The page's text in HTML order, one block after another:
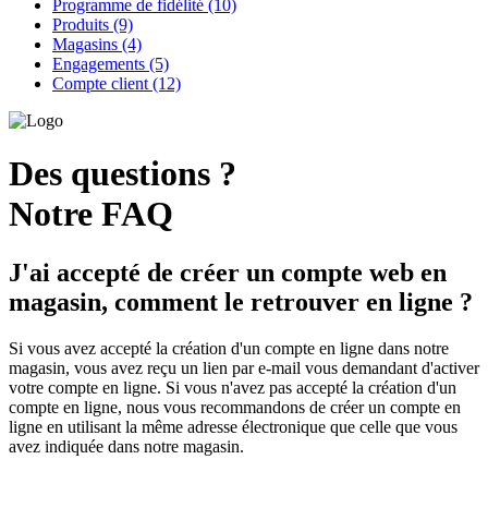
Programme de fidélité (10)
Produits (9)
Magasins (4)
Engagements (5)
Compte client (12)
Des questions ?
Notre FAQ
J'ai accepté de créer un compte web en
magasin, comment le retrouver en ligne ?
Si vous avez accepté la création d'un compte en ligne dans notre
magasin, vous avez reçu un lien par e-mail vous demandant d'activer
votre compte en ligne. Si vous n'avez pas accepté la création d'un
compte en ligne, nous vous recommandons de créer un compte en
ligne en utilisant la même adresse électronique que celle que vous
avez indiquée dans notre magasin.